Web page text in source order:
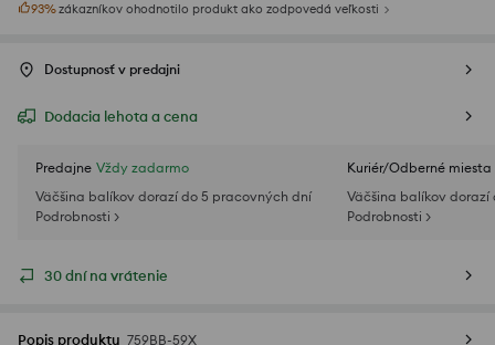
93%zákazníkov ohodnotilo produkt ako zodpovedá veľkosti
Dostupnosť v predajni
Dodacia lehota a cena
Predajne Vždy zadarmo
Väčšina balíkov dorazí do 5 pracovných dní
Podrobnosti >
Kuriér/Odberné miesta
Väčšina balíkov
Podrobnosti >
30 dní na vrátenie
Popis produktu 759BB-59X